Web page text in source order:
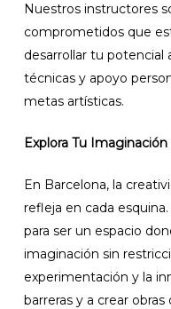
Nuestros instructores
comprometidos que
desarrollar tu potencial
técnicas y apoyo
metas artísticas.
Explora Tu
En Barcelona, la
refleja en cada
para ser un espacio
imaginación sin
experimentación y la
barreras y a crear